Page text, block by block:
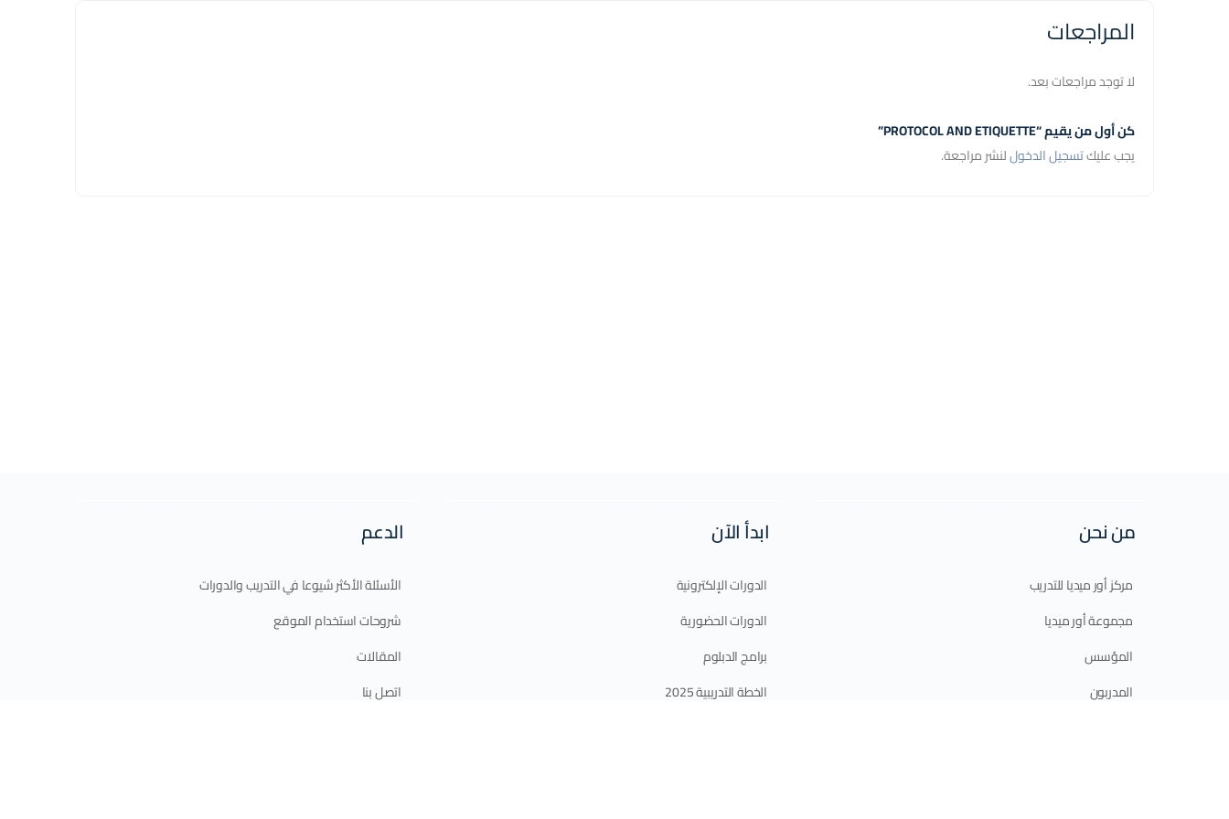
المراجعات
لا توجد مراجعات بعد.
كن أول من يقيم “PROTOCOL AND ETIQUETTE”
يجب عليكتسجيل الدخوللنشر مراجعة.
من نحن
مركز أور ميديا للتدريب
مجموعة أور ميديا
المؤسس
المدربون
ابدأ الآن
الدورات الإلكترونية
الدورات الحضورية
برامج الدبلوم
الخطة التدريبية 2025
الدعم
الأسئلة الأكثر شيوعا في التدريب والدورات
شروحات استخدام الموقع
المقالات
اتصل بنا